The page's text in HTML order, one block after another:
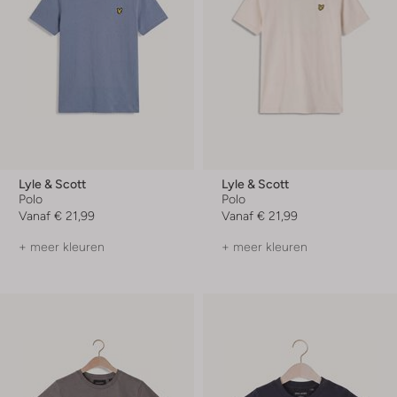
Lyle & Scott
Polo
Vanaf € 21,99
+ meer kleuren
Lyle & Scott
Polo
Vanaf € 21,99
+ meer kleuren